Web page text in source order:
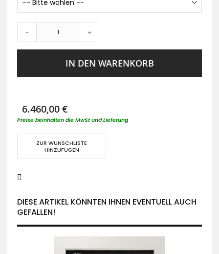
- +
IN DEN WARENKORB
6.460,00 €
Preise beinhalten die MwSt und Lieferung
ZUR WUNSCHLISTE
HINZUFÜGEN
DIESE ARTIKEL KÖNNTEN IHNEN EVENTUELL AUCH
GEFALLEN!